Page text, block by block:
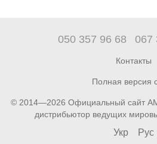
050 357 96 68 067
Контакты
Полная версия
© 2014—2026 Официальный сайт
дистрибьютор ведущих
Укр Рус